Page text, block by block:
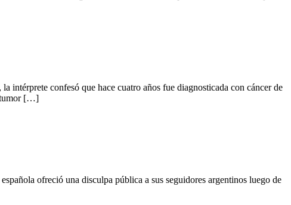
intérprete confesó que hace cuatro años fue diagnosticada con cáncer de
tumor […]
ofreció una disculpa pública a sus seguidores argentinos luego de